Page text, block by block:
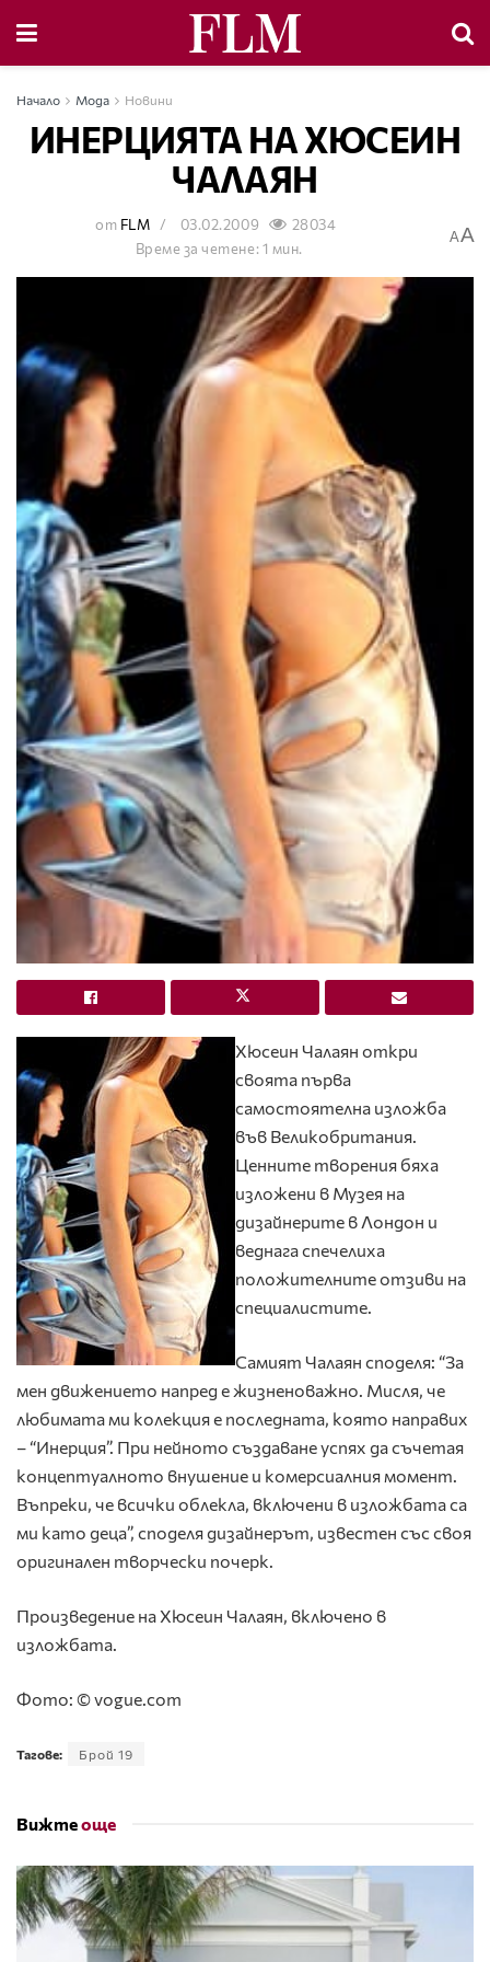
Начало Мода Новини
ИНЕРЦИЯТА НА ХЮСЕИН
ЧАЛАЯН
от FLM 03.02.2009
28034
Време за четене: 1 мин.
AA
Хюсеин Чалаян откри
своята първа
самостоятелна изложба
във Великобритания.
Ценните творения бяха
изложени в Музея на
дизайнерите в Лондон и
веднага спечелиха
положителните отзиви на
специалистите.
Самият Чалаян споделя: “За
мен движението напред е жизненоважно. Мисля, че
любимата ми колекция е последната, която направих
– “Инерция”. При нейното създаване успях да съчетая
концептуалното внушение и комерсиалния момент.
Въпреки, че всички облекла, включени в изложбата са
ми като деца”, споделя дизайнерът, известен със своя
оригинален творчески почерк.
Произведение на Хюсеин Чалаян, включено в
изложбата.
Фото: © vogue.com
Тагове: Брой 19
Вижтеоще